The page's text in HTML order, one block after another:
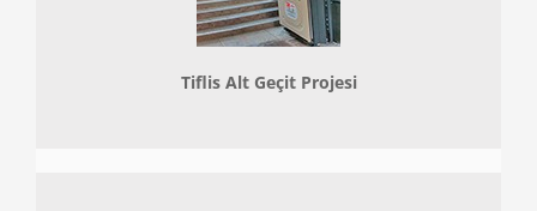
Tiflis Alt Geçit Projesi